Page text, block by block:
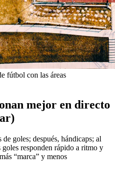
fútbol con las áreas
mejor en directo
goles; después, hándicaps; al
responden rápido a ritmo y
“marca” y menos